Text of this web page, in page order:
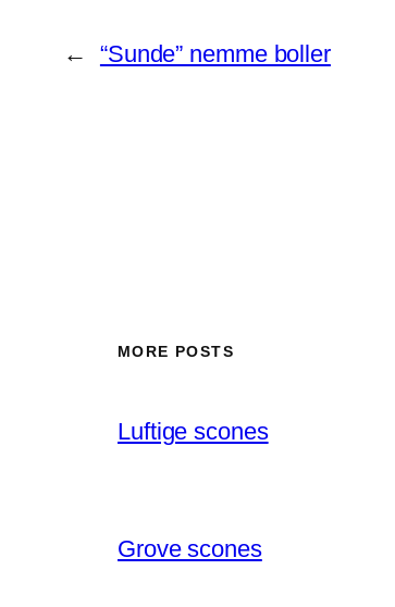
← “Sunde” nemme boller
MORE POSTS
Luftige scones
Grove scones